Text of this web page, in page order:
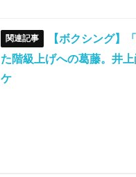
【ボクシング
た階級上げへの葛藤。井
ケ